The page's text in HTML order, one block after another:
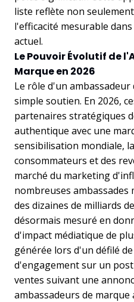
liste reflète non
l'efficacité mesurable
actuel.
Le Pouvoir Évolutif de
Marque en 2026
Le rôle d'un
simple soutien. En 2026,
partenaires stratégiques
authentique avec une
sensibilisation mondiale,
consommateurs et des
marché du marketing
nombreuses
des dizaines de milliards
désormais mesuré en
d'impact médiatique de
générée lors d'un défilé
d'engagement sur un
ventes suivant une
ambassadeurs de